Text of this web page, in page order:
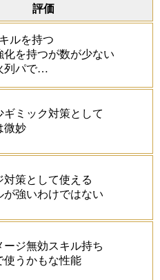
評価
ルを持つ
化を持つが数が少ない
列パで…
ギミック対策として
微妙
対策として使える
が強いわけではない
ージ無効スキル持ち
使うかもな性能